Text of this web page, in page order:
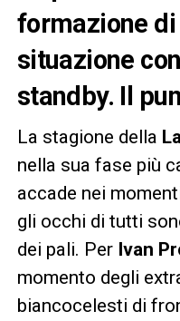
formazione
situazione
standby. Il
La stagione della
nella sua fase più
accade nei
gli occhi di tutti
dei pali. Per Ivan
momento degli
biancocelesti di